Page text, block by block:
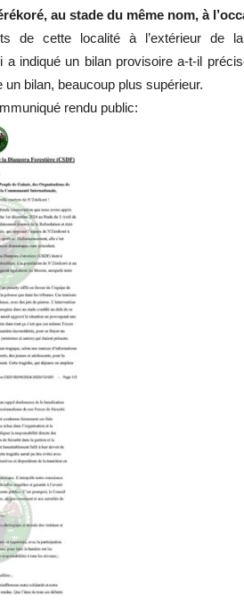
au stade du même nom, à
de cette localité à l’extérieur de
a indiqué un bilan provisoire a-t-il
un bilan, beaucoup plus supérieur.
rendu public: